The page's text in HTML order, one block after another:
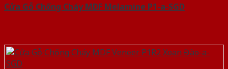
Cửa Gỗ Chống Cháy MDF Melamine P1-a-SGD